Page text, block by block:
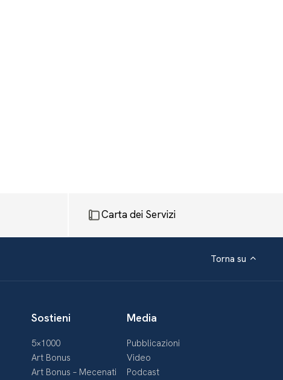
Carta dei Servizi
Torna su
Sostieni
5×1000
Art Bonus
Art Bonus – Mecenati
Media
Pubblicazioni
Video
Podcast